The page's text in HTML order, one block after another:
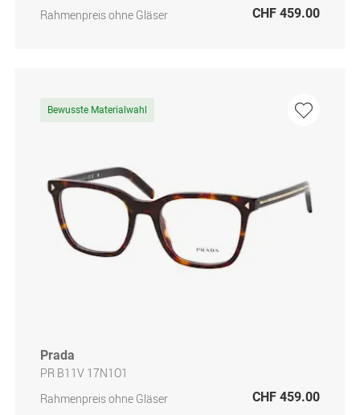
Rahmenpreis ohne Gläser CHF 459.00
Bewusste Materialwahl
Prada
PR B11V 17N1O1
Rahmenpreis ohne Gläser
CHF 459.00